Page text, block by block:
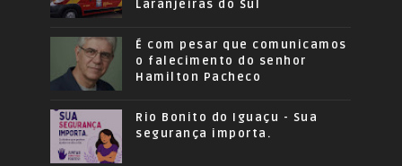
Laranjeiras do Sul
É com pesar que comunicamos
o falecimento do senhor
Hamilton Pacheco
Rio Bonito do Iguaçu - Sua
segurança importa.